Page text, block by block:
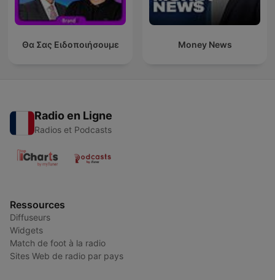
Θα Σας Ειδοποιήσουμε Money News
Radio en Ligne
Radios et Podcasts
Ressources
Diffuseurs
Widgets
Match de foot à la radio
Sites Web de radio par pays